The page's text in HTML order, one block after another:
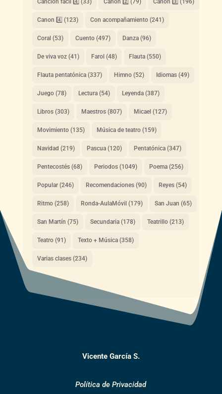
Canción fácil 4️⃣ (33) Canon 2️⃣ (79) Canon 3️⃣ (196)
Canon 4️⃣ (123) Con acompañamiento(241)
Coral (53) Cuento(497) Danza(96)
De viva voz(41) Farol (48) Flauta(550)
Flauta pentatónica(337) Himno(52) Idiomas(49)
Juego(78) Lectura(54) Leyenda(387)
Libros(303) Maestros(807) Micael (127)
Movimiento(135) Música de teatro(159)
Navidad (219) Pascua(120) Pentatónica(347)
Pentecostés(68) Periodos(1049) Poema(256)
Popular(246) Recomendaciones(90) Reyes(54)
Ritmo(258) Ronda-AulaMóvil (179) San Juan (65)
San Martín (75) Secundaria(178) Teatrillo(213)
Teatro(91) Texto + Música(358)
Varias clases(234)
Vicente García S.
Política de Privacidad